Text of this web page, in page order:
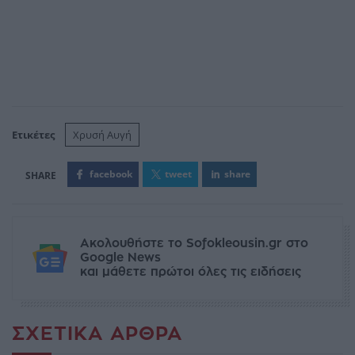
Ετικέτες Χρυσή Αυγή
facebook tweet share
Ακολουθήστε το Sofokleousin.gr στο
Google News
και μάθετε πρώτοι όλες τις ειδήσεις
ΣΧΕΤΙΚΆ ΆΡΘΡΑ